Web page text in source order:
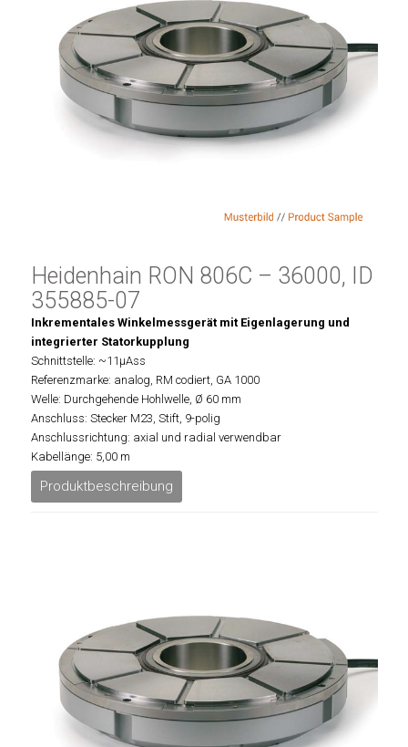
Heidenhain RON 806C – 36000, ID
355885-07
Inkrementales Winkelmessgerät mit Eigenlagerung und
integrierter Statorkupplung
Schnittstelle: ~11µAss
Referenzmarke: analog, RM codiert, GA 1000
Welle: Durchgehende Hohlwelle, Ø 60 mm
Anschluss: Stecker M23, Stift, 9-polig
Anschlussrichtung: axial und radial verwendbar
Kabellänge: 5,00 m
Produktbeschreibung